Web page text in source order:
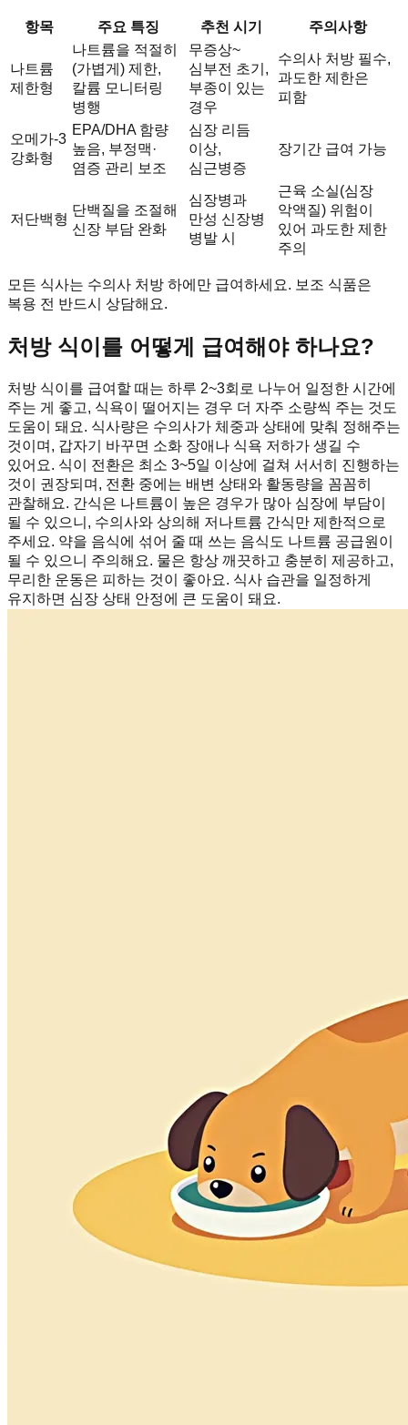
항목 주요 특징 추천 시기 주의사항
나트륨
제한형
나트륨을 적절히
(가볍게) 제한,
칼륨 모니터링
병행
무증상~
심부전 초기,
부종이 있는
경우
수의사 처방 필수,
과도한 제한은
피함
오메가-3
강화형
EPA/DHA 함량
높음, 부정맥·
염증 관리 보조
심장 리듬
이상,
심근병증
장기간 급여 가능
저단백형
단백질을 조절해
신장 부담 완화
심장병과
만성 신장병
병발 시
근육 소실(심장
악액질) 위험이
있어 과도한 제한
주의
모든 식사는 수의사 처방 하에만 급여하세요. 보조 식품은
복용 전 반드시 상담해요.
처방 식이를 어떻게 급여해야 하나요?
처방 식이를 급여할 때는 하루 2~3회로 나누어 일정한 시간에
주는 게 좋고, 식욕이 떨어지는 경우 더 자주 소량씩 주는 것도
도움이 돼요. 식사량은 수의사가 체중과 상태에 맞춰 정해주는
것이며, 갑자기 바꾸면 소화 장애나 식욕 저하가 생길 수
있어요. 식이 전환은 최소 3~5일 이상에 걸쳐 서서히 진행하는
것이 권장되며, 전환 중에는 배변 상태와 활동량을 꼼꼼히
관찰해요. 간식은 나트륨이 높은 경우가 많아 심장에 부담이
될 수 있으니, 수의사와 상의해 저나트륨 간식만 제한적으로
주세요. 약을 음식에 섞어 줄 때 쓰는 음식도 나트륨 공급원이
될 수 있으니 주의해요. 물은 항상 깨끗하고 충분히 제공하고,
무리한 운동은 피하는 것이 좋아요. 식사 습관을 일정하게
유지하면 심장 상태 안정에 큰 도움이 돼요.